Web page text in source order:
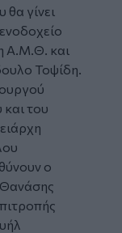
γίνει
Α.Μ.Θ. και
Τοψίδη.
του
ο